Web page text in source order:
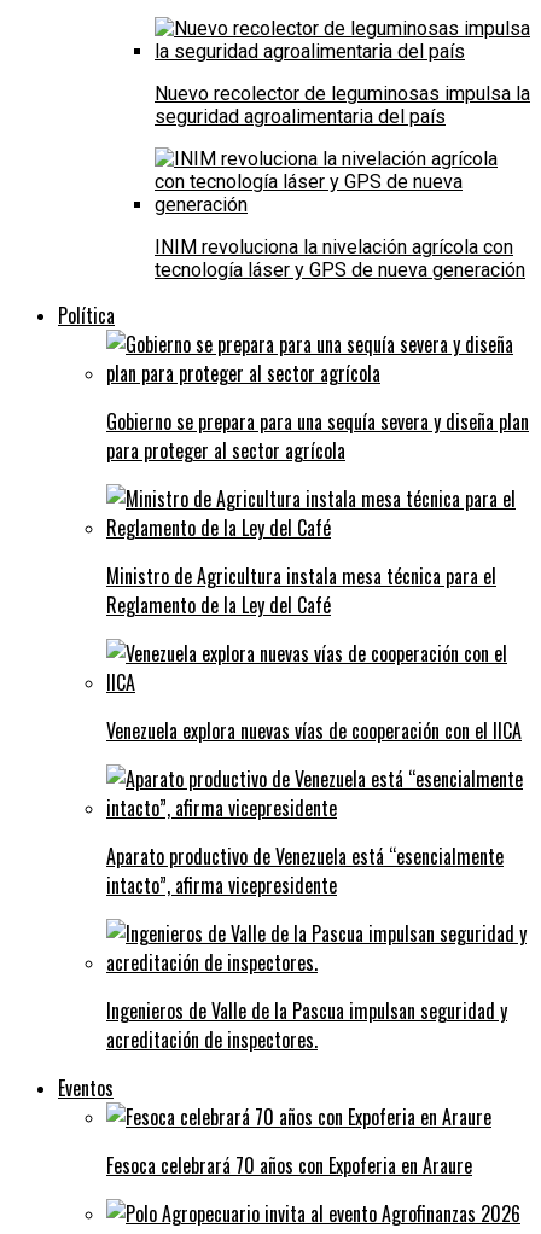
Nuevo recolector de leguminosas impulsa la
seguridad agroalimentaria del país
INIM revoluciona la nivelación agrícola con
tecnología láser y GPS de nueva generación
Política
Gobierno se prepara para una sequía severa y diseña plan
para proteger al sector agrícola
Ministro de Agricultura instala mesa técnica para el
Reglamento de la Ley del Café
Venezuela explora nuevas vías de cooperación con el IICA
Aparato productivo de Venezuela está “esencialmente
intacto”, afirma vicepresidente
Ingenieros de Valle de la Pascua impulsan seguridad y
acreditación de inspectores.
Eventos
Fesoca celebrará 70 años con Expoferia en Araure